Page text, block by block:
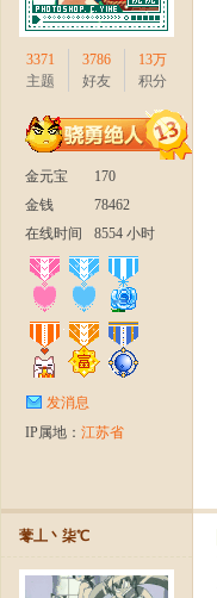
周
年
3371
主题
3786
好友
13万
积分
金元宝
170
金钱
78462
在线时间
8554 小时
发消息
IP属地： 江苏省
蕶丄丶柒℃